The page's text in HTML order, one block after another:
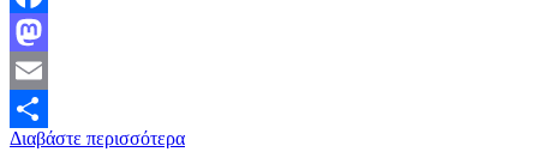
Facebook
Mastodon
Email
Μοιραστείτε
Διαβάστε περισσότερα